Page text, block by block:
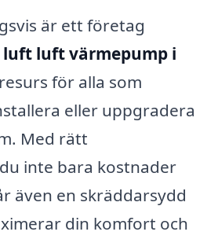
är ett företag
luft luft värmepump i
för alla som
eller uppgradera
Med rätt
inte bara kostnader
även en skräddarsydd
din komfort och